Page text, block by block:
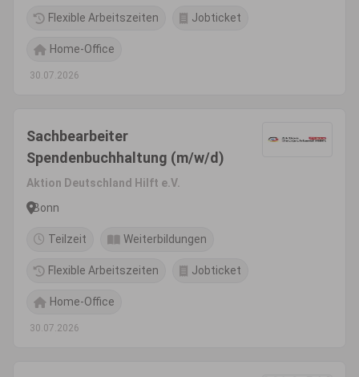
Flexible Arbeitszeiten Jobticket
Home-Office
30.07.2026
Sachbearbeiter
Spendenbuchhaltung (m/w/d)
Aktion Deutschland Hilft e.V.
Bonn
Teilzeit Weiterbildungen
Flexible Arbeitszeiten Jobticket
Home-Office
30.07.2026